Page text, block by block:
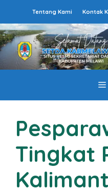
isi
Tentang Kami Kontak
Tingkat